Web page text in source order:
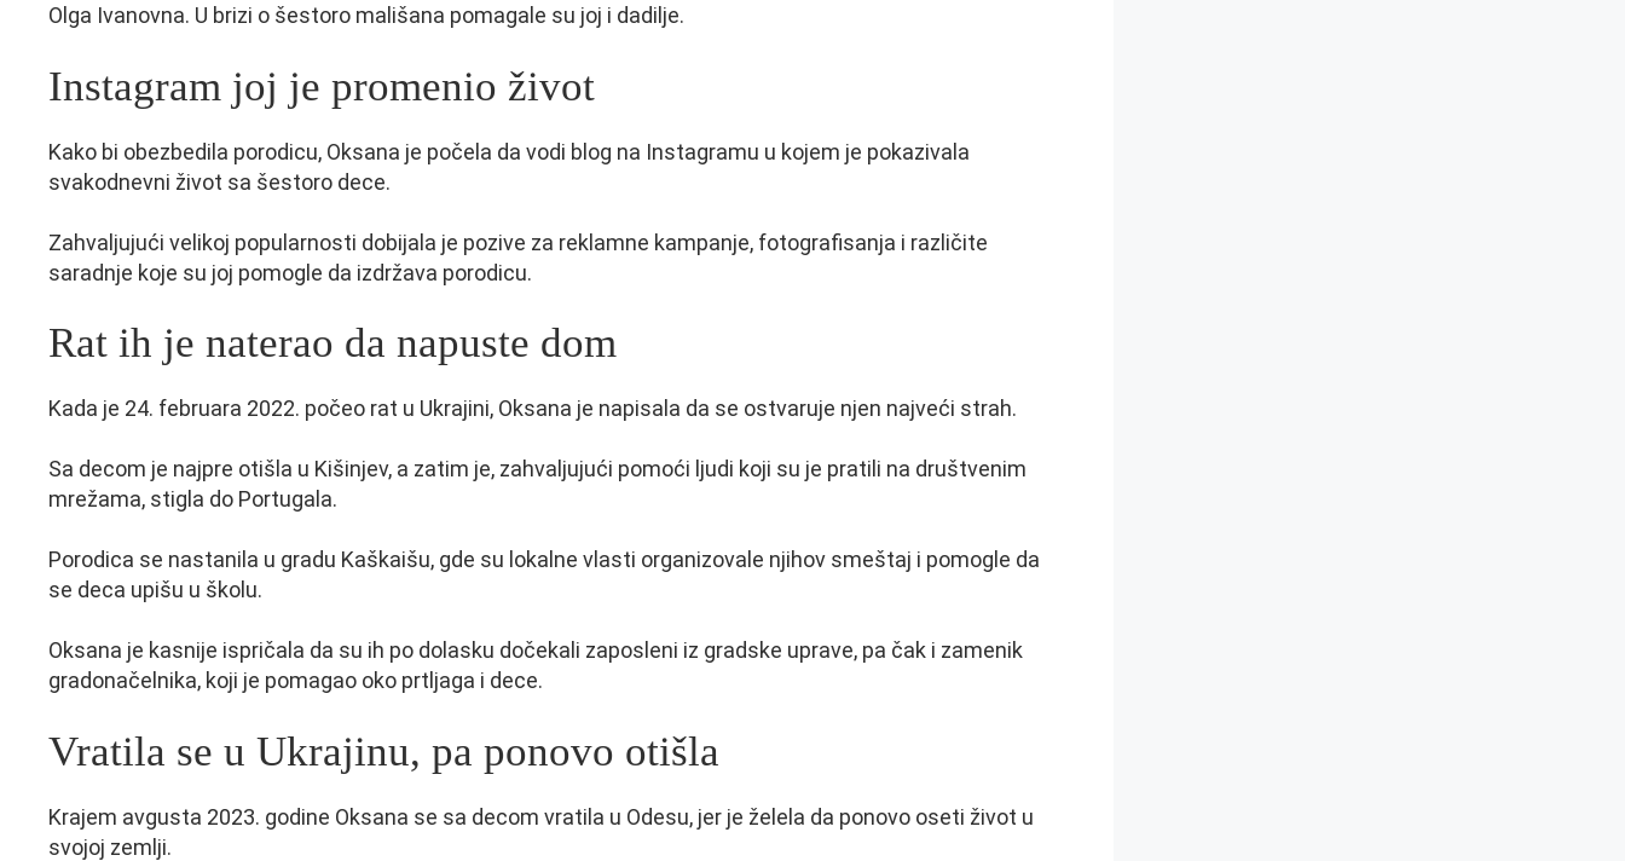
Olga Ivanovna. U brizi o šestoro mališana pomagale su joj i dadilje.
Instagram joj je promenio život
Kako bi obezbedila porodicu, Oksana je počela da vodi blog na Instagramu u kojem je pokazivala
svakodnevni život sa šestoro dece.
Zahvaljujući velikoj popularnosti dobijala je pozive za reklamne kampanje, fotografisanja i različite
saradnje koje su joj pomogle da izdržava porodicu.
Rat ih je naterao da napuste dom
Kada je 24. februara 2022. počeo rat u Ukrajini, Oksana je napisala da se ostvaruje njen najveći strah.
Sa decom je najpre otišla u Kišinjev, a zatim je, zahvaljujući pomoći ljudi koji su je pratili na društvenim
mrežama, stigla do Portugala.
Porodica se nastanila u gradu Kaškaišu, gde su lokalne vlasti organizovale njihov smeštaj i pomogle da
se deca upišu u školu.
Oksana je kasnije ispričala da su ih po dolasku dočekali zaposleni iz gradske uprave, pa čak i zamenik
gradonačelnika, koji je pomagao oko prtljaga i dece.
Vratila se u Ukrajinu, pa ponovo otišla
Krajem avgusta 2023. godine Oksana se sa decom vratila u Odesu, jer je želela da ponovo oseti život u
svojoj zemlji.